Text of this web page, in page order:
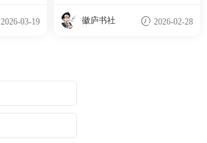
2026-03-19 徽庐书社 2026-02-28